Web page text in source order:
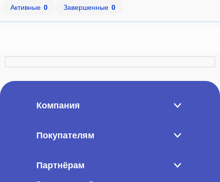
Активные 0 Завершенные 0
Компания
Покупателям
Партнёрам